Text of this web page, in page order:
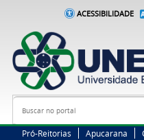
ACESSIBILIDADE
Busca
Pró-Reitorias Apucarana